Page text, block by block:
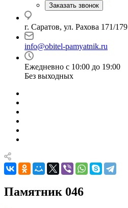
Заказать звонок
г. Саратов, ул. Рахова 171/179
info@obitel-pamyatnik.ru
Ежедневно с 10:00 до 19:00
Без выходных
Памятник 046